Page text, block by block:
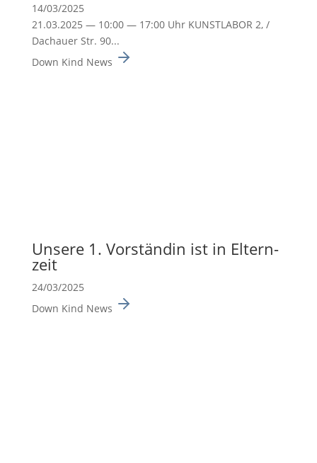
14/03/2025
21.03.2025 — 10:00 — 17:00 Uhr KUNSTLABOR 2, /
Dachauer Str. 90...
Down Kind News
Unsere 1. Vorständin ist in Eltern­
zeit
24/03/2025
Down Kind News